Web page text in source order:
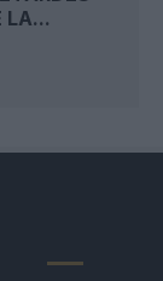
LA...